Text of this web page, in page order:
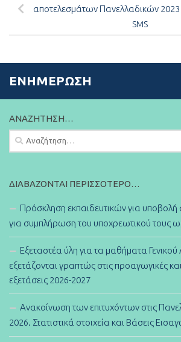
αποτελεσμάτων Πανελλαδικών 2023
SMS
ΕΝΗΜΈΡΩΣΗ
ΑΝΑΖΉΤΗΣΗ…
Αναζήτηση
για:
ΔΙΑΒΆΖΟΝΤΑΙ ΠΕΡΙΣΣΌΤΕΡΟ…
Πρόσκληση εκπαιδευτικών για
για συμπλήρωση του υποχρεωτικού τους
Εξεταστέα ύλη για τα μαθήματα Γενικού
εξετάζονται γραπτώς στις προαγωγικές
εξετάσεις 2026-2027
Ανακοίνωση των επιτυχόντων στις
2026. Στατιστικά στοιχεία και Βάσεις